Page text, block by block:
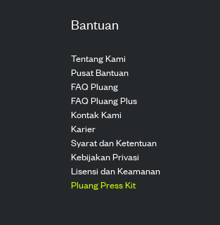
Bantuan
Tentang Kami
Pusat Bantuan
FAQ Pluang
FAQ Pluang Plus
Kontak Kami
Karier
Syarat dan Ketentuan
Kebijakan Privasi
Lisensi dan Keamanan
Pluang Press Kit